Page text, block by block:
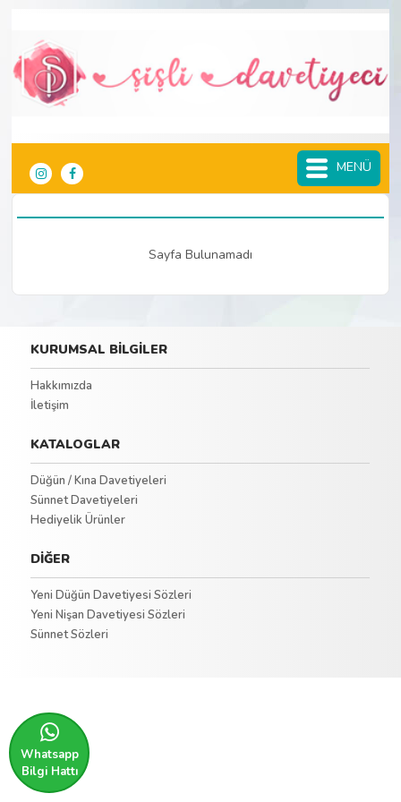
Whatsapp
Bilgi Hattı
MENÜ
Sayfa Bulunamadı
KURUMSAL BİLGİLER
Hakkımızda
İletişim
KATALOGLAR
Düğün / Kına Davetiyeleri
Sünnet Davetiyeleri
Hediyelik Ürünler
DİĞER
Yeni Düğün Davetiyesi Sözleri
Yeni Nişan Davetiyesi Sözleri
Sünnet Sözleri